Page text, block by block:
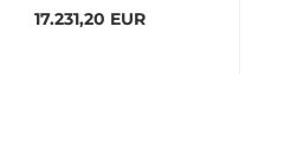
17.231,20 EUR